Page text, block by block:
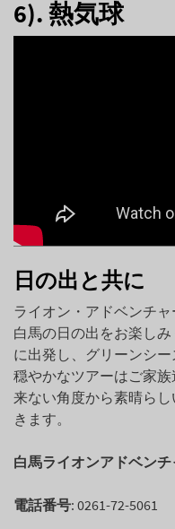
6). 熱気球
日の出と共に
ライオン・アドベンチ
白馬の日の出をお楽し
に出発し、グリーンシ
穏やかなツアーはご家
来ない角度から素晴ら
きます。
白馬ライオンアドベンチ
電話番号: 0261-72-5061